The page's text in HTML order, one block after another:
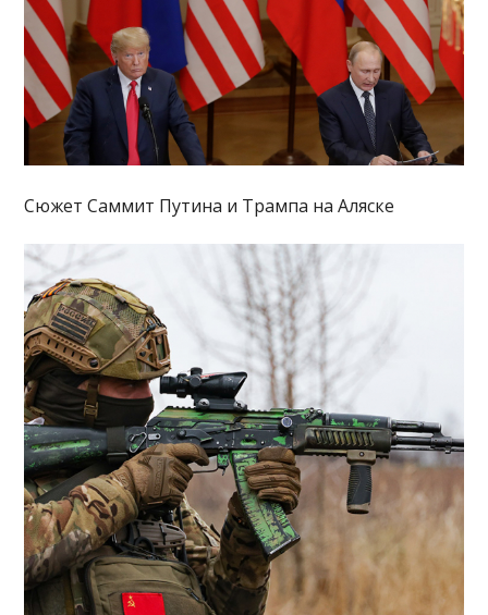
Сюжет Саммит Путина и Трампа на Аляске